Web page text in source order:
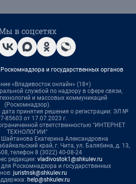
в соцсетях
и государственных органов
«Владивосток онлайн» (18+)
службой по надзору в сфере связи,
и массовых коммуникаций
(Роскомнадзор).
дата принятия решения о регистрации: ЭЛ №
85603 от 17.07.2023 г.
ответственностью "ИНТЕРНЕТ
ТЕХНОЛОГИИ"
Екатерина Александровна
край, г. Чита, ул. Балябина, д. 13,
телефон 8 (3022) 40-08-24
редакции: vladivostok1@shkulev.ru
Роскомнадзора и государственных
juristnsk@shkulev.ru
help@shkulev.ru